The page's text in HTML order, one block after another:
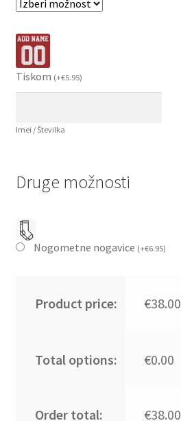
Tiskom (+€5.95)
Imei / Številka
Druge možnosti
Nogometne nogavice (+€6.95)
Product price: €38.00
Total options: €0.00
Order total: €38.00